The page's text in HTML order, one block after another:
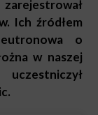
zarejestrował
Ich źródłem
o
w naszej